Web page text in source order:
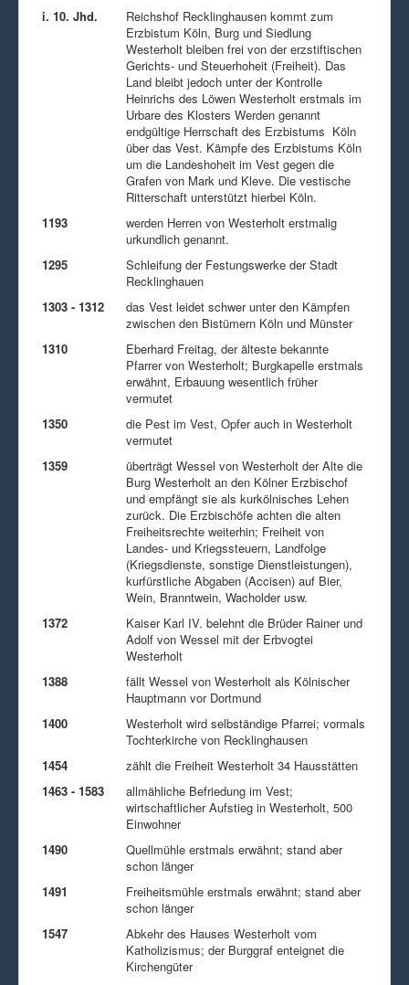
i. 10. Jhd.
Reichshof Recklinghausen kommt zum
Erzbistum Köln, Burg und Siedlung
Westerholt bleiben frei von der erzstiftischen
Gerichts- und Steuerhoheit (Freiheit). Das
Land bleibt jedoch unter der Kontrolle
Heinrichs des Löwen Westerholt erstmals im
Urbare des Klosters Werden genannt
endgültige Herrschaft des Erzbistums Köln
über das Vest. Kämpfe des Erzbistums Köln
um die Landeshoheit im Vest gegen die
Grafen von Mark und Kleve. Die vestische
Ritterschaft unterstützt hierbei Köln.
1193
werden Herren von Westerholt erstmalig
urkundlich genannt.
1295
Schleifung der Festungswerke der Stadt
Recklinghauen
1303 - 1312
das Vest leidet schwer unter den Kämpfen
zwischen den Bistümern Köln und Münster
1310
Eberhard Freitag, der älteste bekannte
Pfarrer von Westerholt; Burgkapelle erstmals
erwähnt, Erbauung wesentlich früher
vermutet
1350
die Pest im Vest, Opfer auch in Westerholt
vermutet
1359
überträgt Wessel von Westerholt der Alte die
Burg Westerholt an den Kölner Erzbischof
und empfängt sie als kurkölnisches Lehen
zurück. Die Erzbischöfe achten die alten
Freiheitsrechte weiterhin; Freiheit von
Landes- und Kriegssteuern, Landfolge
(Kriegsdienste, sonstige Dienstleistungen),
kurfürstliche Abgaben (Accisen) auf Bier,
Wein, Branntwein, Wacholder usw.
1372
Kaiser Karl IV. belehnt die Brüder Rainer und
Adolf von Wessel mit der Erbvogtei
Westerholt
1388
fällt Wessel von Westerholt als Kölnischer
Hauptmann vor Dortmund
1400
Westerholt wird selbständige Pfarrei; vormals
Tochterkirche von Recklinghausen
1454
zählt die Freiheit Westerholt 34 Hausstätten
1463 - 1583
allmähliche Befriedung im Vest;
wirtschaftlicher Aufstieg in Westerholt, 500
Einwohner
1490
Quellmühle erstmals erwähnt; stand aber
schon länger
1491
Freiheitsmühle erstmals erwähnt; stand aber
schon länger
1547
Abkehr des Hauses Westerholt vom
Katholizismus; der Burggraf enteignet die
Kirchengüter